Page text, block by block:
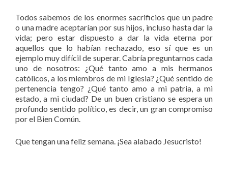
Todos sabemos de los enormes sacrificios que un padre
o una madre aceptarían por sus hijos, incluso hasta dar la
vida; pero estar dispuesto a dar la vida eterna por
aquellos que lo habían rechazado, eso sí que es un
ejemplo muy difícil de superar. Cabría preguntarnos cada
uno de nosotros: ¿Qué tanto amo a mis hermanos
católicos, a los miembros de mi Iglesia? ¿Qué sentido de
pertenencia tengo? ¿Qué tanto amo a mi patria, a mi
estado, a mi ciudad? De un buen cristiano se espera un
profundo sentido político, es decir, un gran compromiso
por el Bien Común.
Que tengan una feliz semana. ¡Sea alabado Jesucristo!